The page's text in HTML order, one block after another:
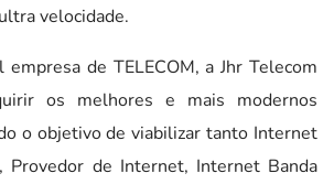
velocidade.
de TELECOM, a Jhr Telecom
os melhores e mais modernos
o objetivo de viabilizar tanto Internet
Provedor de Internet, Internet Banda